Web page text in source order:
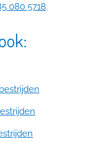
080 5718.